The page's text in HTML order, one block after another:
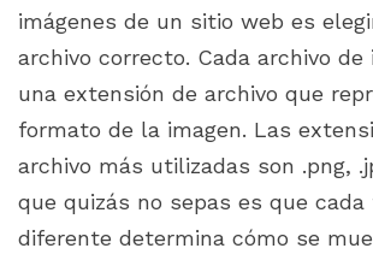
imágenes de un sitio web es
archivo correcto. Cada archivo de
una extensión de archivo que
formato de la imagen. Las
archivo más utilizadas son .png,
que quizás no sepas es que
diferente determina cómo se